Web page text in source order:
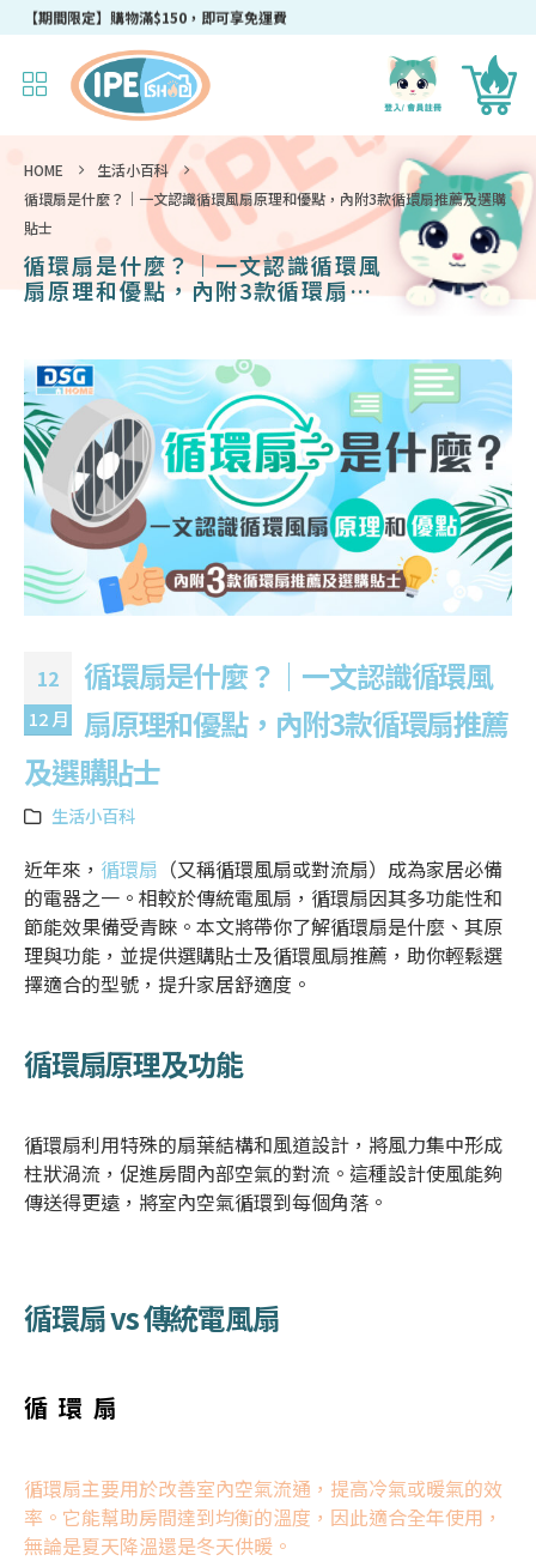
【期間限定】購物滿$150，即可享免運費
HOME
生活小百科
循環扇是什麼？｜一文認識循環風扇原理和優點，內附3款循環扇推薦及選購
貼士
循環扇是什麼？｜一文認識循環風
扇原理和優點，內附3款循環扇推
12
12 月
循環扇是什麼？｜一文認識循環風
扇原理和優點，內附3款循環扇推薦
及選購貼士
生活小百科
近年來， 循環扇 （又稱循環風扇或對流扇）成為家居必備
的電器之一。相較於傳統電風扇， 循環扇因其多功能性和
節能效果備受青睞。本文將帶你了解循環扇是什麼 、其原
理與功能，並提供選購貼士及循環風扇推薦 ，助你輕鬆選
擇適合的型號，提升家居舒適度。
循環扇原理及功能
循環扇利用特殊的扇葉結構和風道設計，將風力集中形成
柱狀渦流，促進房間內部空氣的對流。這種設計使風能夠
傳送得更遠，將室內空氣循環到每個角落。
循環扇vs 傳統電風扇
循環扇
循環扇主要用於改善室內空氣流通，提高冷氣或暖氣的效
率。它能幫助房間達到均衡的溫度，因此適合全年使用，
無論是夏天降溫還是冬天供暖。